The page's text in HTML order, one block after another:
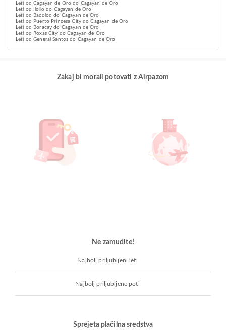
Leti od Cagayan de Oro do Cagayan de Oro
Leti od Iloilo do Cagayan de Oro
Leti od Bacolod do Cagayan de Oro
Leti od Puerto Princesa City do Cagayan de Oro
Leti od Boracay do Cagayan de Oro
Leti od Roxas City do Cagayan de Oro
Leti od General Santos do Cagayan de Oro
Zakaj bi morali potovati z Airpazom
Ne zamudite!
Najbolj priljubljeni leti
Najbolj priljubljene poti
Sprejeta plačilna sredstva